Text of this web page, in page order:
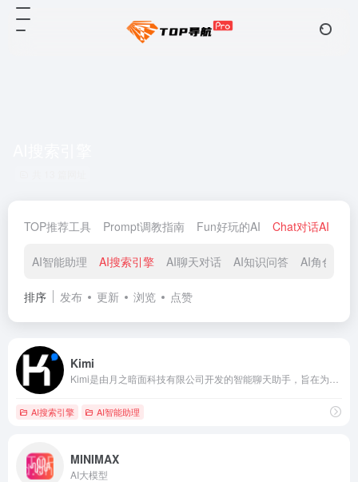
TOP推荐工具 Prompt调教指南 Fun好玩的AI Chat对话AI
AI智能助理 AI搜索引擎 AI聊天对话 AI知识问答 AI角色扮演
排序 发布 更新 浏览 点赞
Kimi
AI搜索引擎 AI智能助理
MINIMAX
AI大模型